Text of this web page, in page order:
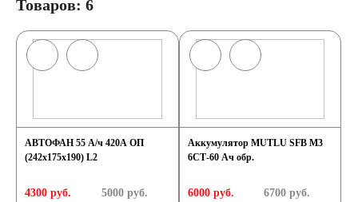
Товаров: 6
АВТОФАН 55 А/ч 420А ОП
(242x175x190) L2
4300 руб. 5000руб.
Аккумулятор MUTLU SFB M3
6СТ-60 Ач обр.
6000 руб. 6700 руб.